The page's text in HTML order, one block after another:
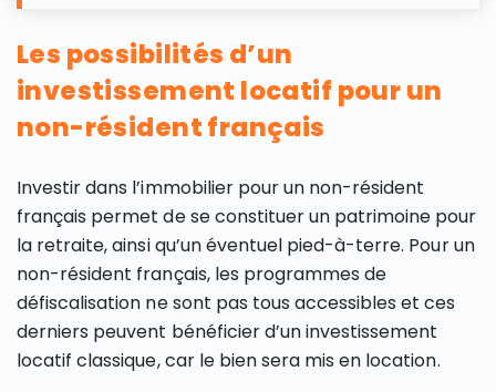
Les possibilités d’un
investissement locatif pour un
non-résident français
Investir dans l’immobilier pour un non-résident
français permet de se constituer un patrimoine pour
la retraite, ainsi qu’un éventuel pied-à-terre. Pour un
non-résident français, les programmes de
défiscalisation ne sont pas tous accessibles et ces
derniers peuvent bénéficier d’un investissement
locatif classique, car le bien sera mis en location.